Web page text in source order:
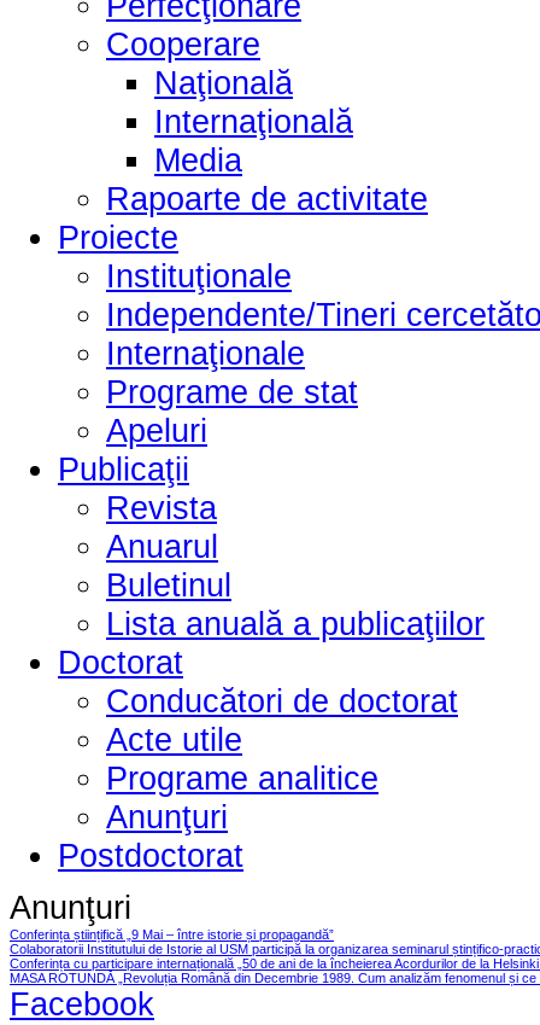
Cooperare
Naţională
Internaţională
Media
Rapoarte de activitate
Proiecte
Instituţionale
Independente/Tineri
Internaţionale
Programe de stat
Apeluri
Publicaţii
Revista
Anuarul
Buletinul
Lista anuală a publicaţiilor
Doctorat
Conducători de doctorat
Acte utile
Programe analitice
Anunţuri
Postdoctorat
Anunţuri
Conferința științifică „9 Mai – între istorie și propagandă”
Colaboratorii Institutului de Istorie al USM participă la organizarea seminarul ștințifico-
Conferința cu participare internațională „50 de ani de la încheierea Acordurilor de la
MASA ROTUNDĂ „Revoluția Română din Decembrie 1989. Cum analizăm fenomenul și ce
Facebook